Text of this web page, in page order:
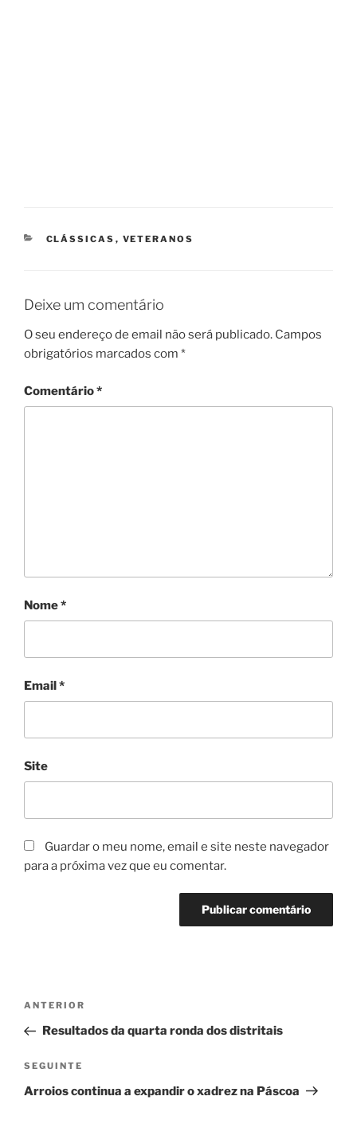
CATEGORIAS
CLÁSSICAS , VETERANOS
Deixe um comentário
O seu endereço de email não será publicado. Campos
obrigatórios marcados com *
Comentário*
Nome*
Email*
Site
Guardar o meu nome, email e site neste navegador
para a próxima vez que eu comentar.
Navegação
artigos
Conteúdo
anterior
ANTERIOR
Resultados da quarta ronda dos distritais
Conteúdo
seguinte
SEGUINTE
Arroios continua a expandir o xadrez na Páscoa